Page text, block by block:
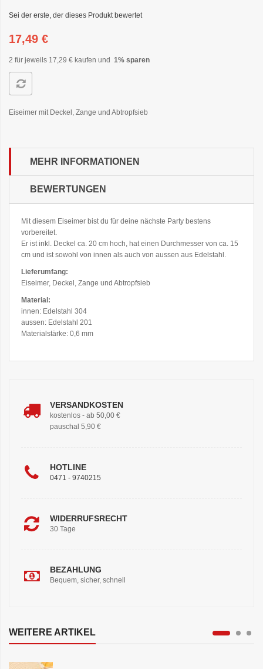
Sei der erste, der dieses Produkt bewertet
17,49 €
2 für jeweils 17,29 € kaufen und 1% sparen
Eiseimer mit Deckel, Zange und Abtropfsieb
MEHR INFORMATIONEN
BEWERTUNGEN
Mit diesem Eiseimer bist du für deine nächste Party bestens
vorbereitet.
Er ist inkl. Deckel ca. 20 cm hoch, hat einen Durchmesser von ca. 15
cm und ist sowohl von innen als auch von aussen aus Edelstahl.
Lieferumfang:
Eiseimer, Deckel, Zange und Abtropfsieb
Material:
innen: Edelstahl 304
aussen: Edelstahl 201
Materialstärke: 0,6 mm
VERSANDKOSTEN
kostenlos - ab 50,00 €
pauschal 5,90 €
HOTLINE
0471 - 9740215
WIDERRUFSRECHT
30 Tage
BEZAHLUNG
Bequem, sicher, schnell
WEITERE ARTIKEL